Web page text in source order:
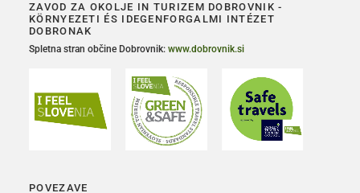
ZAVOD ZA OKOLJE IN TURIZEM DOBROVNIK -
KÖRNYEZETI ÉS IDEGENFORGALMI INTÉZET
DOBRONAK
Spletna stran občine Dobrovnik: www.dobrovnik.si
POVEZAVE